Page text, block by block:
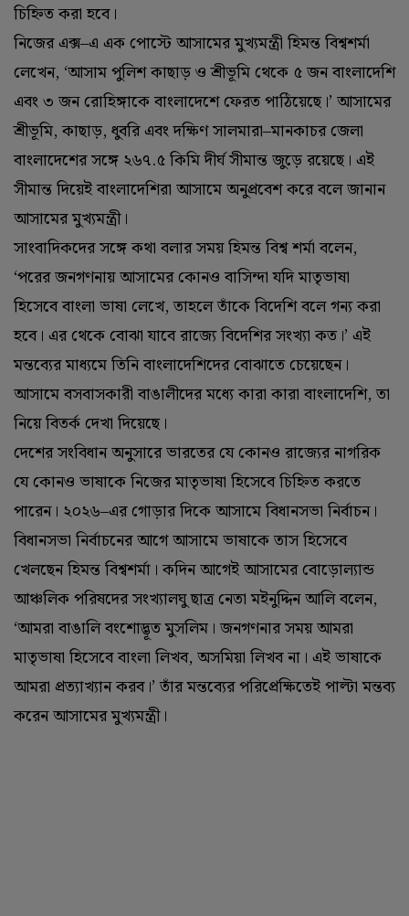
চিহ্নিত করা হবে।
নিজের এক্স–এ এক পোস্টে আসামের মুখ্যমন্ত্রী হিমন্ত বিশ্বশর্মা
লেখেন, ‘‌আসাম পুলিশ কাছাড় ও শ্রীভূমি থেকে ৫ জন বাংলাদেশি
এবং ৩ জন রোহিঙ্গাকে বাংলাদেশে ফেরত পাঠিয়েছে।’‌ আসামের
শ্রীভূমি, কাছাড়, ধুবরি এবং দক্ষিণ সালমারা–মানকাচর জেলা
বাংলাদেশের সঙ্গে ২৬৭.‌৫ কিমি দীর্ঘ সীমান্ত জুড়ে রয়েছে। এই
সীমান্ত দিয়েই বাংলাদেশিরা আসামে অনুপ্রবেশ করে বলে জানান
আসামের মুখ্যমন্ত্রী।
সাংবাদিকদের সঙ্গে কথা বলার সময় হিমন্ত বিশ্ব শর্মা বলেন,
‘‌পরের জনগণনায় আসামের কোনও বাসিন্দা যদি মাতৃভাষা
হিসেবে বাংলা ভাষা লেখে, তাহলে তাঁকে বিদেশি বলে গন্য করা
হবে। এর থেকে বোঝা যাবে রাজ্যে বিদেশির সংখ্যা কত।’ এই
মন্তব্যের মাধ্যমে তিনি বাংলাদেশিদের বোঝাতে চেয়েছেন।
আসামে বসবাসকারী বাঙালীদের মধ্যে কারা কারা বাংলাদেশি, তা
নিয়ে বিতর্ক দেখা দিয়েছে।
দেশের সংবিধান অনুসারে ভারতের যে কোনও রাজ্যের নাগরিক
যে কোনও ভাষাকে নিজের মাতৃভাষা হিসেবে চিহ্নিত করতে
পারেন। ২০২৬–এর গোড়ার দিকে আসামে বিধানসভা নির্বাচন।
বিধানসভা নির্বাচনের আগে আসামে ভাষাকে তাস হিসেবে
খেলছেন হিমন্ত বিশ্বশর্মা। কদিন আগেই আসামের বোড়োল্যান্ড
আঞ্চলিক পরিষদের সংখ্যালঘু ছাত্র নেতা মইনুদ্দিন আলি বলেন,
‘‌আমরা বাঙালি বংশোদ্ভূত মুসলিম। জনগণনার সময় আমরা
মাতৃভাষা হিসেবে বাংলা লিখব, অসমিয়া লিখব না। এই ভাষাকে
আমরা প্রত্যাখ্যান করব।’ তাঁর মন্তব্যের পরিপ্রেক্ষিতেই পাল্টা মন্তব্য
করেন আসামের মুখ্যমন্ত্রী। ‌